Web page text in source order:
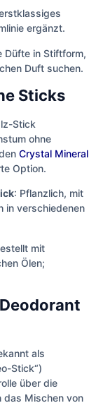
ergänzt.
Düfte in Stiftform,
Duft suchen.
Sticks
Stick
ohne
Crystal Mineral
Option.
: Pflanzlich, mit
in verschiedenen
mit
Ölen;
als
Stick“)
über die
das Mischen von